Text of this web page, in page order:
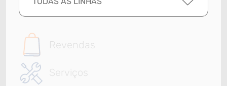
Revendas
Serviços